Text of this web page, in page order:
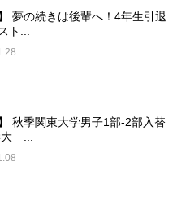
夢の続きは後輩へ！4年生引退
...
秋季関東大学男子1部-2部入替
...